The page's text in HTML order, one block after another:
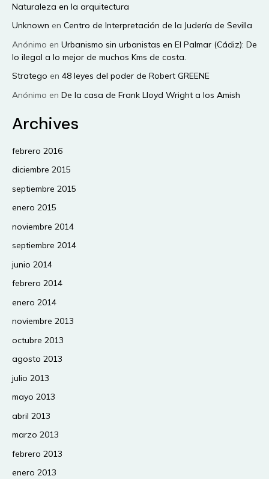
Naturaleza en la arquitectura
Unknown en Centro de Interpretación de la Judería de Sevilla
Anónimo en Urbanismo sin urbanistas en El Palmar (Cádiz): De
lo ilegal a lo mejor de muchos Kms de costa.
Stratego en 48 leyes del poder de Robert GREENE
Anónimo en De la casa de Frank Lloyd Wright a los Amish
Archives
febrero 2016
diciembre 2015
septiembre 2015
enero 2015
noviembre 2014
septiembre 2014
junio 2014
febrero 2014
enero 2014
noviembre 2013
octubre 2013
agosto 2013
julio 2013
mayo 2013
abril 2013
marzo 2013
febrero 2013
enero 2013